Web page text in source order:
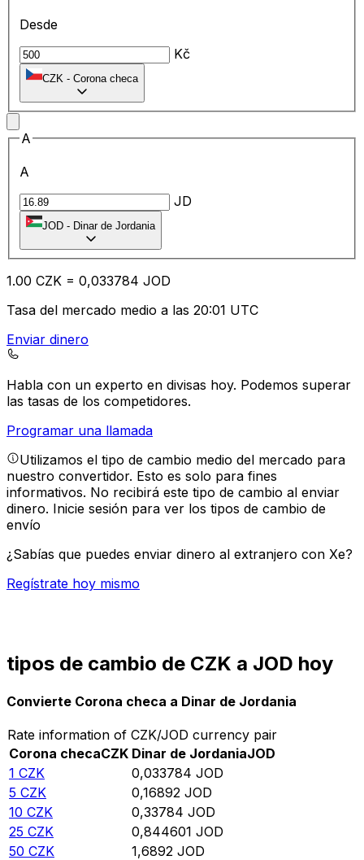
Desde
Kč
CZK - Corona checa
A
A
JD
JOD - Dinar de Jordania
1.00 CZK = 0,033784 JOD
Tasa del mercado medio a las 20:01 UTC
Enviar dinero
Habla con un experto en divisas hoy. Podemos superar
las tasas de los competidores.
Programar una llamada
Utilizamos el tipo de cambio medio del mercado para
nuestro convertidor. Esto es solo para fines
informativos. No recibirá este tipo de cambio al enviar
dinero. Inicie sesión para ver los tipos de cambio de
envío
¿Sabías que puedes enviar dinero al extranjero con Xe?
Regístrate hoy mismo
tipos de cambio de CZK a JOD hoy
Convierte Corona checa a Dinar de Jordania
Rate information of CZK/JOD currency pair
Corona checaCZK Dinar de JordaniaJOD
1 CZK 0,033784 JOD
5 CZK 0,16892 JOD
10 CZK 0,33784 JOD
25 CZK 0,844601 JOD
50 CZK 1,6892 JOD